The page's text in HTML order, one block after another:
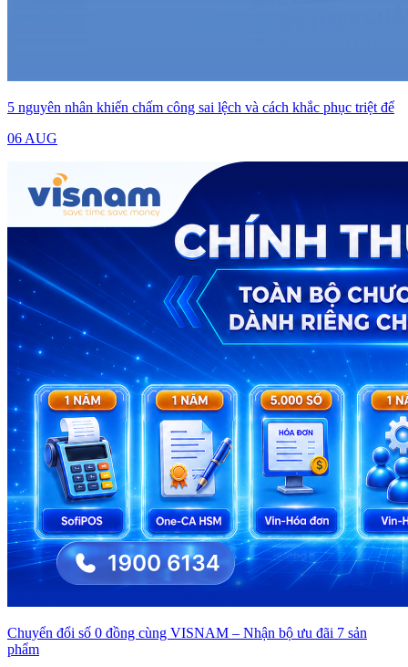
5 nguyên nhân khiến chấm công sai lệch và cách khắc phục triệt để
06 AUG
Chuyển đổi số 0 đồng cùng VISNAM – Nhận bộ ưu đãi 7 sản
phẩm